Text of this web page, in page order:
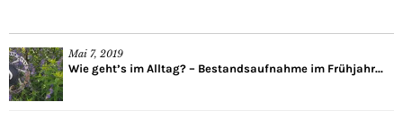
Mai 7, 2019
Wie geht’s im Alltag? – Bestandsaufnahme im Frühjahr...